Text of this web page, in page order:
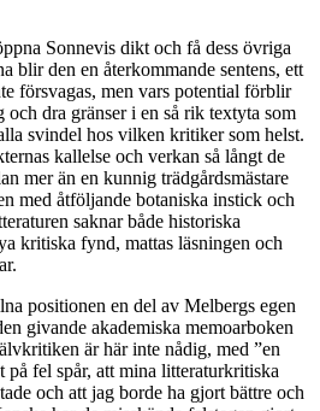
Sonnevis dikt och få dess övriga
blir den en återkommande sentens, ett
försvagas, men vars potential förblir
dra gränser i en så rik textyta som
svindel hos vilken kritiker som helst.
kallelse och verkan så långt de
mer än en kunnig trädgårdsmästare
med åtföljande botaniska instick och
saknar både historiska
kritiska fynd, mattas läsningen och
positionen en del av Melbergs egen
givande akademiska memoarboken
är här inte nådig, med ”en
på fel spår, att mina litteraturkritiska
och att jag borde ha gjort bättre och